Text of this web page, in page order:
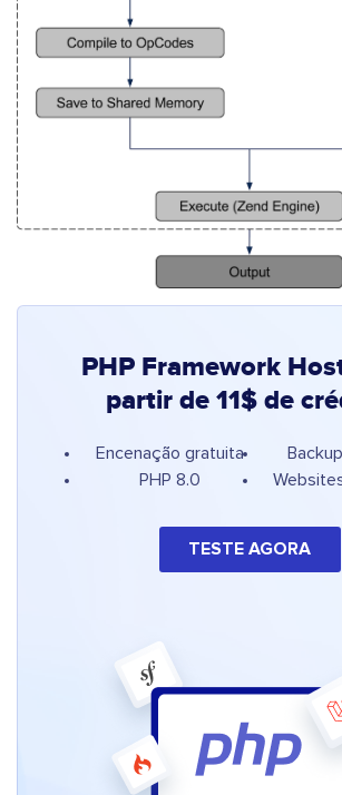
PHP Framework
partir de 11$ de
Encenação gratuita
PHP 8.0
TESTE AGORA